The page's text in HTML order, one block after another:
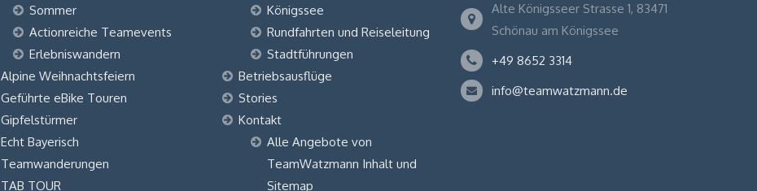
Sommer
Actionreiche Teamevents
Erlebniswandern
Alpine Weihnachtsfeiern
Geführte eBike Touren
Gipfelstürmer
Echt Bayerisch
Teamwanderungen
TAB TOUR
Königssee
Rundfahrten und Reiseleitung
Stadtführungen
Betriebsausflüge
Stories
Kontakt
Alle Angebote von
TeamWatzmann Inhalt und
Sitemap
Alte Königsseer Strasse 1, 83471
Schönau am Königssee
+49 8652 3314
info@teamwatzmann.de